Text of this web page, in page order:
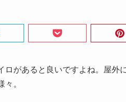
があると良いですよね。屋外
。